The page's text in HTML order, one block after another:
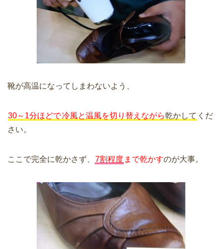
靴が高温になってしまわないよう、
30～1分ほどで冷風と温風を切り替えながら乾かして くだ
さい。
ここで完全に乾かさず、 7割程度 まで乾かすのが大事。